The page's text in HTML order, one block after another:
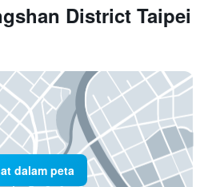
District Taipei
dalam peta